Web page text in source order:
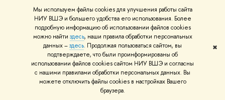
Мы используем файлы cookies для улучшения работы сайта
НИУ ВШЭ и большего удобства его использования. Более
подробную информацию об использовании файлов cookies
можно найти здесь, наши правила обработки персональных
данных –здесь. Продолжая пользоваться сайтом, вы
подтверждаете, что были проинформированы об
использовании файлов cookies сайтом НИУ ВШЭ и согласны
с нашими правилами обработки персональных данных. Вы
можете отключить файлы cookies в настройках Вашего
браузера.
✖
О ВЫШКЕ
Цифры и факты
Руководство и структура
Устойчивое развитие в НИУ ВШЭ
Преподаватели и сотрудники
Корпуса и общежития